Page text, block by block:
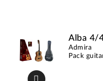
Alba 4/
Admira
Pack